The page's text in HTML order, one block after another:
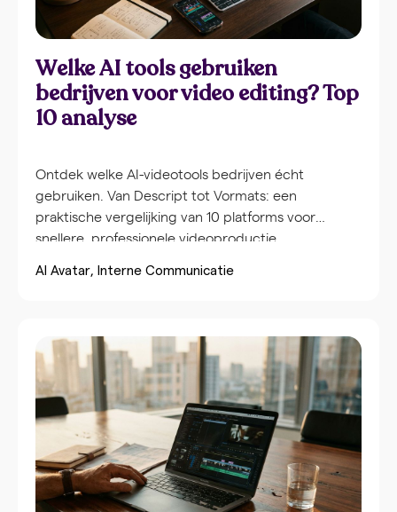
Welke AI tools gebruiken
bedrijven voor video editing? Top
10 analyse
Ontdek welke AI-videotools bedrijven écht
gebruiken. Van Descript tot Vormats: een
praktische vergelijking van 10 platforms voor
snellere, professionele videoproductie.
AI Avatar Interne Communicatie